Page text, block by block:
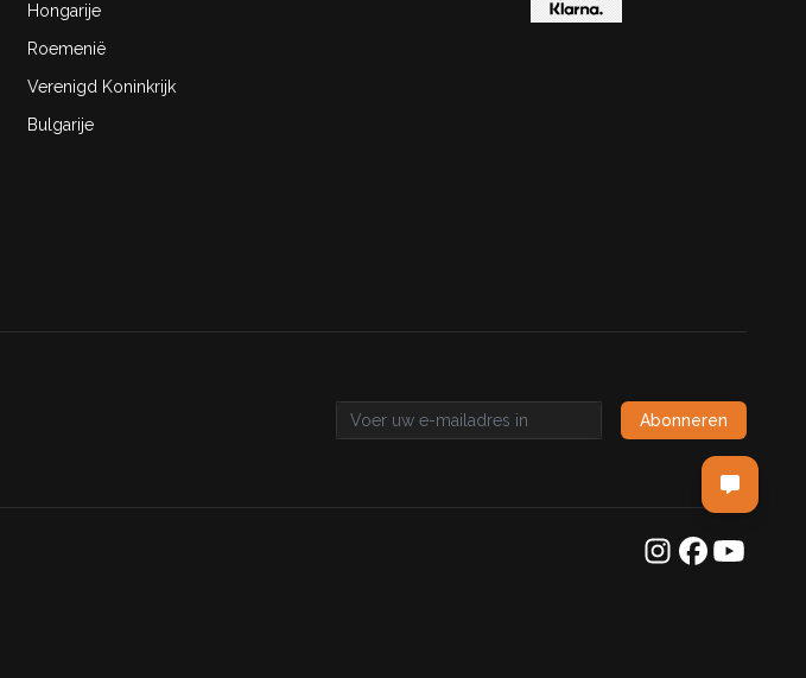
Hongarije
Roemenië
Verenigd Koninkrijk
Bulgarije
Email address
Abonneren